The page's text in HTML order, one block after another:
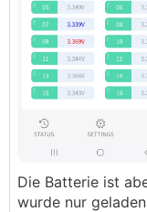
Die Batterie ist
wurde nur